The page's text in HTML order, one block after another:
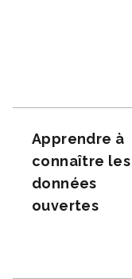
Apprendre à
connaître les
données
ouvertes